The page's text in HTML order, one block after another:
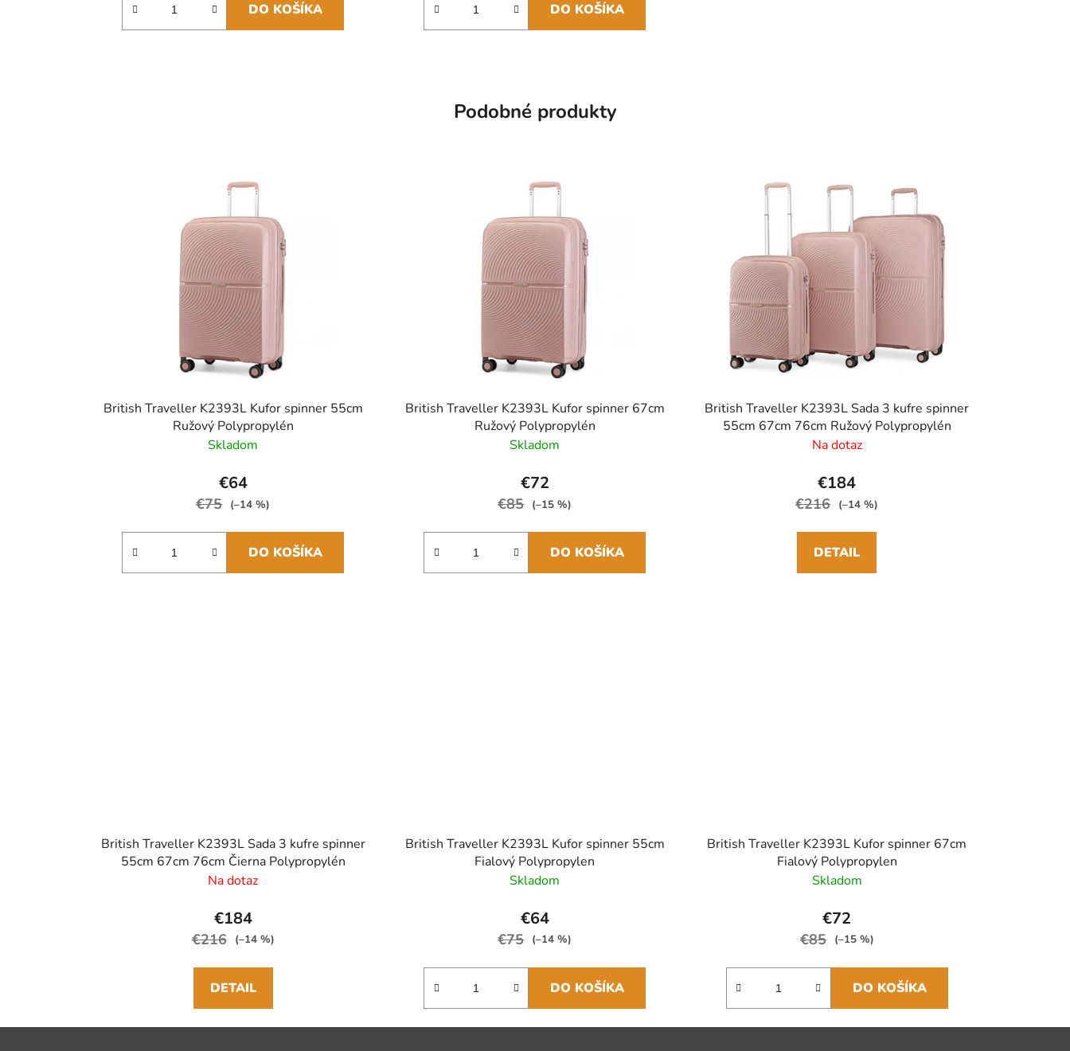
DO KOŠÍKA DO KOŠÍKA
Podobné produkty
British Traveller K2393L Kufor spinner 55cm
Ružový Polypropylén
Skladom
€64
€75 (–14 %)
DO KOŠÍKA
British Traveller K2393L Kufor spinner 67cm
Ružový Polypropylén
Skladom
€72
€85 (–15 %)
DO KOŠÍKA
British Traveller K2393L Sada 3 kufre spinner
55cm 67cm 76cm Ružový Polypropylén
Na dotaz
€184
€216 (–14 %)
DETAIL
British Traveller K2393L Sada 3 kufre spinner
55cm 67cm 76cm Čierna Polypropylén
Na dotaz
€184
€216 (–14 %)
DETAIL
British Traveller K2393L Kufor spinner 55cm
Fialový Polypropylen
Skladom
€64
€75 (–14 %)
DO KOŠÍKA
British Traveller K2393L Kufor spinner 67cm
Fialový Polypropylen
Skladom
€72
€85 (–15 %)
DO KOŠÍKA